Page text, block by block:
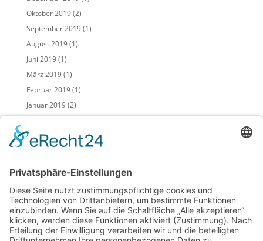
Oktober 2019(2)
September 2019(1)
August 2019(1)
Juni 2019(1)
März 2019(1)
Februar 2019(1)
Januar 2019(2)
Mai 2018 (2)
Februar 2018
Januar 2018(2)
Dezember 2017(1)
November 2017(3)